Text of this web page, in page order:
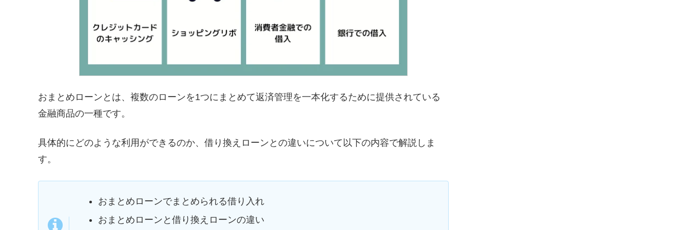
おまとめローンとは、複数のローンを1つにまとめて返済管理を一本化するために提供されている
金融商品の一種です。
具体的にどのような利用ができるのか、借り換えローンとの違いについて以下の内容で解説しま
す。
おまとめローンでまとめられる借り入れ
おまとめローンと借り換えローンの違い